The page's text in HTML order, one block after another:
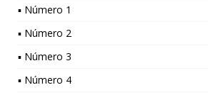
▪ Número 1
▪ Número 2
▪ Número 3
▪ Número 4